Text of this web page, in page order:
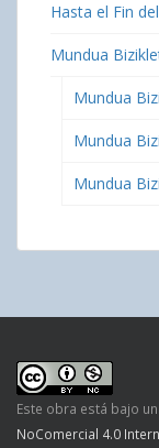
Hasta el Fin
Mundua
Mundua
Mundua
Mundua
Este obra está bajo
NoComercial 4.0